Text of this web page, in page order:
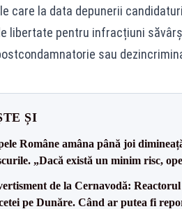
care la data depunerii
libertate pentru infracțiuni
sau
ȘI
Române amâna până joi
„Dacă există un minim risc,
de la Cernavodă:
pe Dunăre. Când ar putea fi